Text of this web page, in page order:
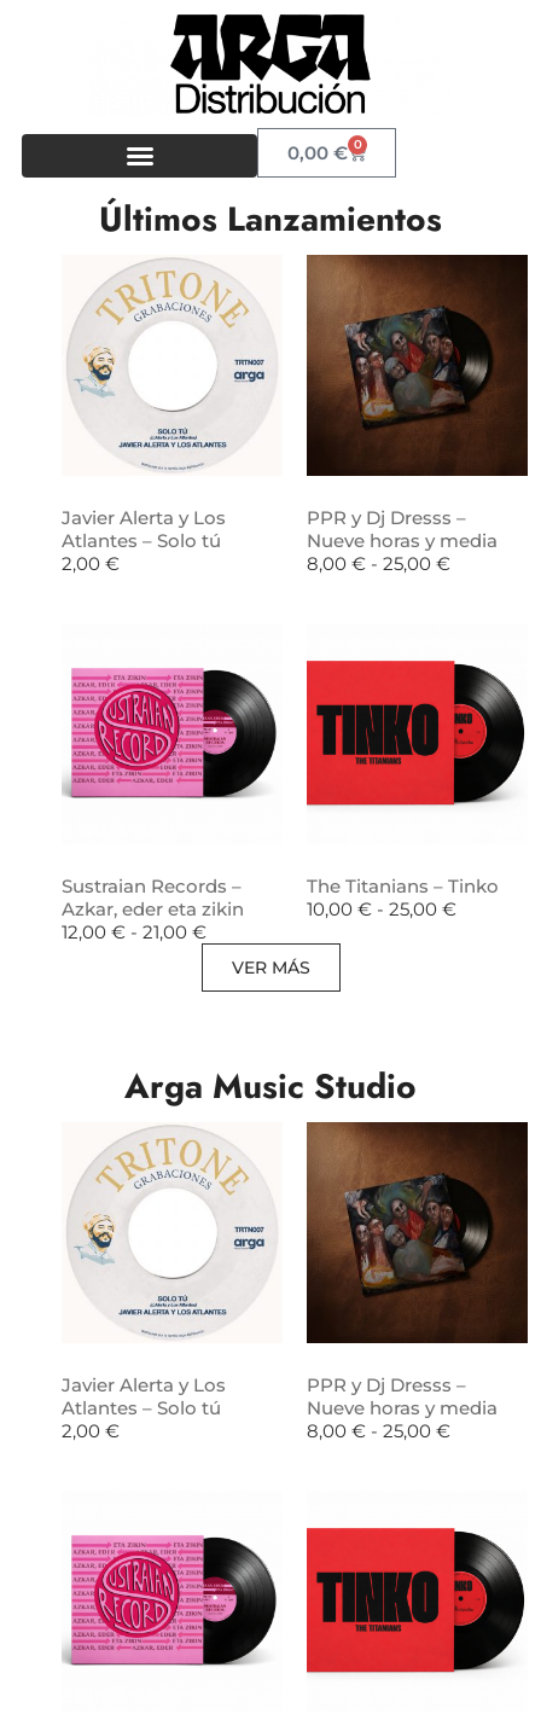
0,00€ 0
Últimos Lanzamientos
Javier Alerta y Los
Atlantes – Solo tú
2,00 €
PPR y Dj Dresss –
Nueve horas y media
8,00 € - 25,00 €
Sustraian Records –
Azkar, eder eta zikin
12,00 € - 21,00 €
The Titanians – Tinko
10,00 € - 25,00 €
VER MÁS
Arga Music Studio
Javier Alerta y Los
Atlantes – Solo tú
2,00 €
PPR y Dj Dresss –
Nueve horas y media
8,00 € - 25,00 €